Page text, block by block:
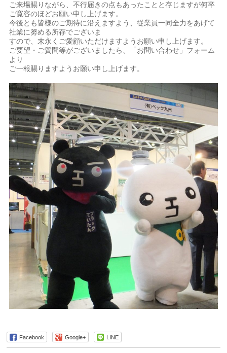
ご来場賜りながら、不行届きの点もあったことと存じますが何卒
ご寛容のほどお願い申し上げます。
今後とも皆様のご期待に沿えますよう、従業員一同全力をあげて
社業に努める所存でございま
すので、末永くご愛顧いただけますようお願い申し上げます。
ご要望・ご質問等がございましたら、「お問い合わせ」フォーム
より
ご一報賜りますようお願い申し上げます。
Facebook Google+ LINE